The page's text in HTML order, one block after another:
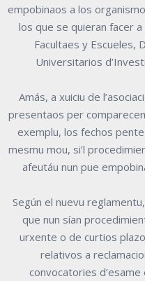
empobinaos a los
los que se quieran facer
Facultaes y Escueles,
Universitarios
Amás, a xuiciu de
presentaos per
exemplu, los fechos
mesmu mou, si’l
afeutáu nun pue
Según el nuevu
que nun sían
urxente o de curtios
relativos a
convocatories